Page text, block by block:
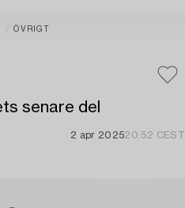
ÖVRIGT
senare del
2 apr 202520:52 CEST